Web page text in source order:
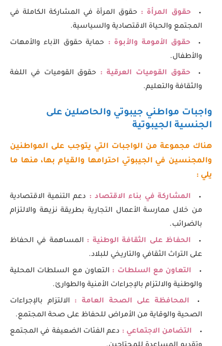
حقوق المرأة : حقوق المرأة في المشاركة الكاملة في
المجتمع والحياة الاقتصادية والسياسية.
حقوق الأمومة والأبوة : حماية حقوق الآباء والأمهات
والأطفال.
حقوق القوميات العرقية : حقوق القوميات في اللغة
والثقافة والتعليم.
واجبات مواطني جيبوتي والحاصلين على
الجنسية الجيبوتية
هناك مجموعة من الواجبات التي يتوجب على المواطنين
والمجنسين في الجيبوتي احترامها والقيام بها، منها ما
يلي :
المشاركة في بناء الاقتصاد : دعم التنمية الاقتصادية
من خلال ممارسة الأعمال التجارية بطريقة نزيهة والالتزام
بالضرائب.
الحفاظ على الثقافة الوطنية : المساهمة في الحفاظ
على التراث الثقافي والتاريخي للبلاد.
التعاون مع السلطات : التعاون مع السلطات المحلية
والوطنية والالتزام بالإجراءات الأمنية والطوارئ.
المحافظة على الصحة العامة : الالتزام بالإجراءات
الصحية والوقاية من الأمراض للحفاظ على صحة المجتمع.
التضامن الاجتماعي : دعم الفئات الضعيفة في المجتمع